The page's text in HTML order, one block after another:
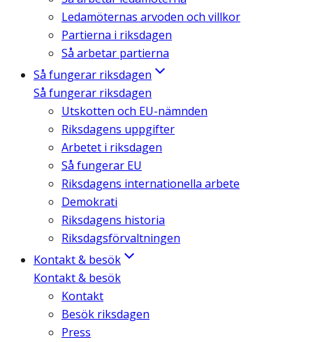
Ledamöternas arvoden och villkor
Partierna i riksdagen
Så arbetar partierna
Så fungerar riksdagen
Så fungerar riksdagen
Utskotten och EU-nämnden
Riksdagens uppgifter
Arbetet i riksdagen
Så fungerar EU
Riksdagens internationella arbete
Demokrati
Riksdagens historia
Riksdagsförvaltningen
Kontakt & besök
Kontakt & besök
Kontakt
Besök riksdagen
Press